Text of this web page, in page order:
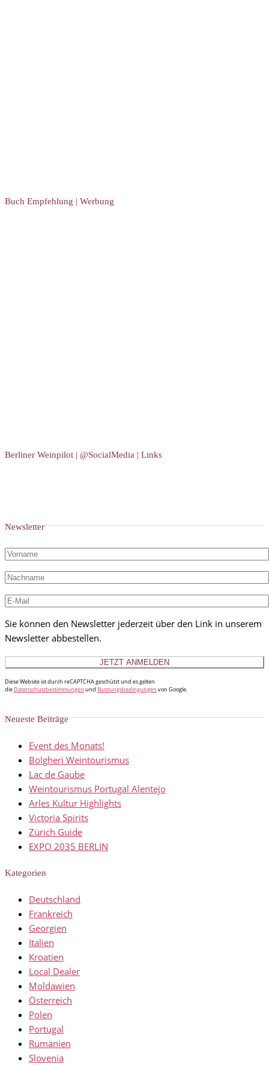
Buch Empfehlung | Werbung
Berliner Weinpilot | @SocialMedia | Links
Newsletter
Sie können den Newsletter jederzeit über den Link in unserem
Newsletter abbestellen.
Diese Website ist durch reCAPTCHA geschützt und es gelten
die Datenschutzbestimmungen und Nutzungsbedingungen von Google.
Neueste Beiträge
Event des Monats!
Bolgheri Weintourismus
Lac de Gaube
Weintourismus Portugal Alentejo
Arles Kultur Highlights
Victoria Spirits
Zürich Guide
EXPO 2035 BERLIN
Kategorien
Deutschland
Frankreich
Georgien
Italien
Kroatien
Local Dealer
Moldawien
Österreich
Polen
Portugal
Rumänien
Slovenia